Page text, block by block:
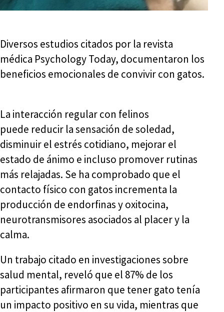
Diversos estudios citados por la revista
médica Psychology Today, documentaron los
beneficios emocionales de convivir con gatos.
La interacción regular con felinos
puede reducir la sensación de soledad,
disminuir el estrés cotidiano, mejorar el
estado de ánimo e incluso promover rutinas
más relajadas. Se ha comprobado que el
contacto físico con gatos incrementa la
producción de endorfinas y oxitocina,
neurotransmisores asociados al placer y la
calma.
Un trabajo citado en investigaciones sobre
salud mental, reveló que el 87% de los
participantes afirmaron que tener gato tenía
un impacto positivo en su vida, mientras que